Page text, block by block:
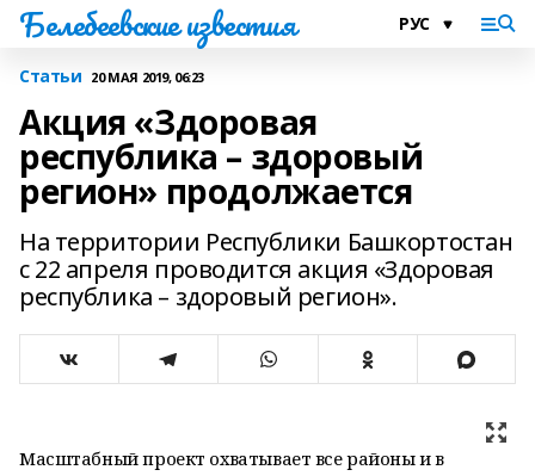
Белебеевские известия
Статьи 20 МАЯ 2019, 06:23
Акция «Здоровая
республика – здоровый
регион» продолжается
На территории Республики Башкортостан
с 22 апреля проводится акция «Здоровая
республика – здоровый регион».
Масштабный проект охватывает все районы и в